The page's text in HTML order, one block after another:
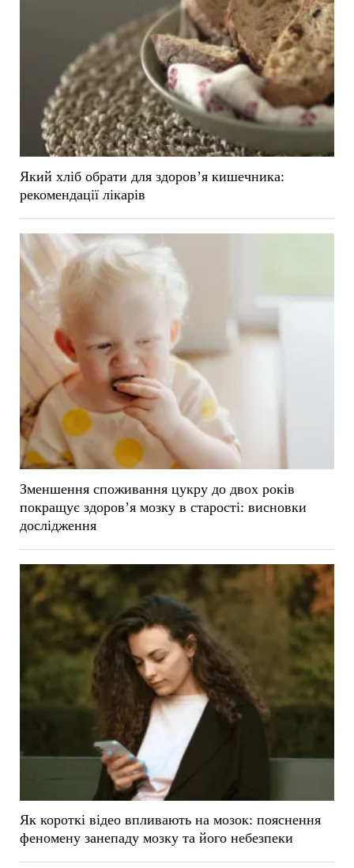
Який хліб обрати для здоров’я кишечника:
рекомендації лікарів
Зменшення споживання цукру до двох років
покращує здоров’я мозку в старості: висновки
дослідження
Як короткі відео впливають на мозок: пояснення
феномену занепаду мозку та його небезпеки